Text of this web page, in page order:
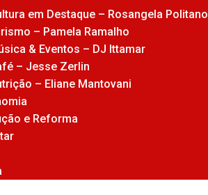
em Destaque – Rosangela Politano
– Pamela Ramalho
& Eventos – DJ Ittamar
– Jesse Zerlin
– Eliane Mantovani
e Reforma